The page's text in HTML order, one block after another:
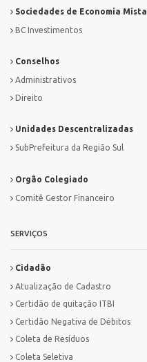
Sociedades de Economia Mista
BC Investimentos
Conselhos
Administrativos
Direito
Unidades Descentralizadas
SubPrefeitura da Região Sul
Orgão Colegiado
Comitê Gestor Financeiro
SERVIÇOS
Cidadão
Atualização de Cadastro
Certidão de quitação ITBI
Certidão Negativa de Débitos
Coleta de Resíduos
Coleta Seletiva